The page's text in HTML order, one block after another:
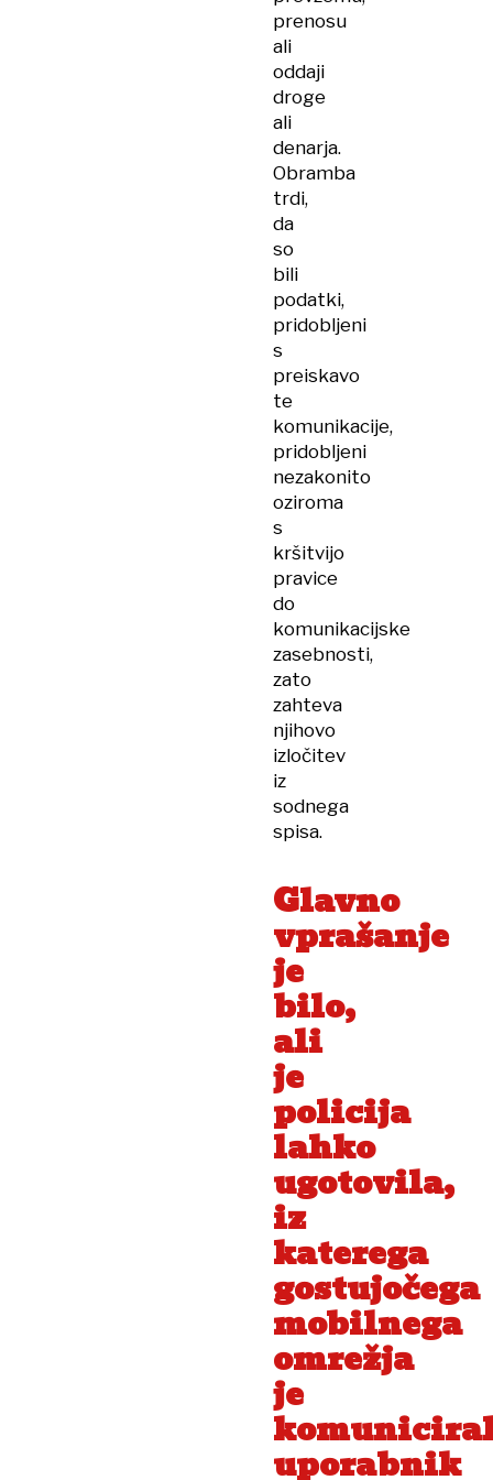
prenosu
ali
oddaji
droge
ali
denarja.
Obramba
trdi,
da
so
bili
podatki,
pridobljeni
s
preiskavo
te
komunikacije,
pridobljeni
nezakonito
oziroma
s
kršitvijo
pravice
do
komunikacijske
zasebnosti,
zato
zahteva
njihovo
izločitev
iz
sodnega
spisa.
Glavno
vprašanje
je
bilo,
ali
je
policija
lahko
ugotovila,
iz
katerega
gostujočega
mobilnega
omrežja
je
uporabnik